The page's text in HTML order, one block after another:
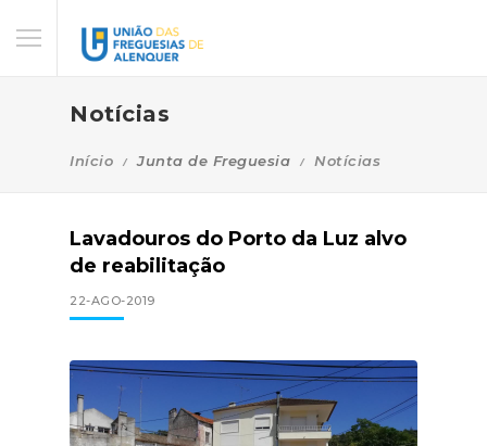
Notícias
Início Junta de Freguesia Notícias
Lavadouros do Porto da Luz alvo
de reabilitação
22-AGO-2019